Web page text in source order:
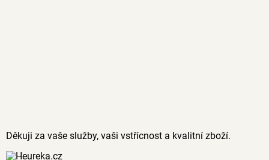
Děkuji za vaše služby, vaši vstřícnost a kvalitní zboží.